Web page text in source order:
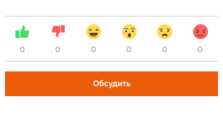
0 0 0 0 0 0
Обсудить